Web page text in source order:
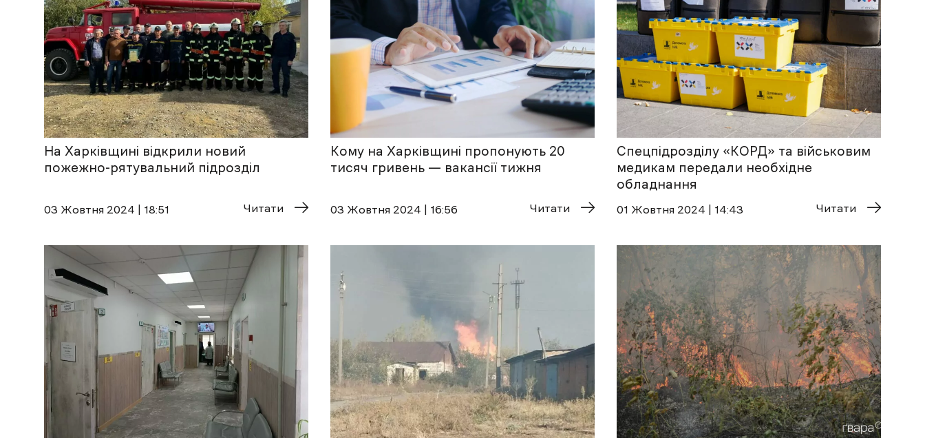
На Харківщині відкрили новий
пожежно-рятувальний підрозділ
03 Жовтня 2024 | 18:51 Читати
Кому на Харківщині пропонують 20
тисяч гривень — вакансії тижня
03 Жовтня 2024 | 16:56 Читати
Спецпідрозділу «КОРД» та військовим
медикам передали необхідне
обладнання
01 Жовтня 2024 | 14:43 Читати